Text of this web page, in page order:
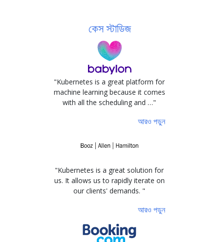
কেস স্টাডিজ
"Kubernetes is a great platform for
machine learning because it comes
with all the scheduling and …"
আরও পড়ুন
"Kubernetes is a great solution for
us. It allows us to rapidly iterate on
our clients' demands. "
আরও পড়ুন